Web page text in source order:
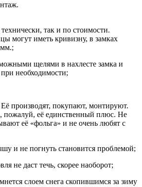
так и по стоимости.
могут иметь кривизну, в замках
щелями в нахлесте замка и
необходимости;
производят, покупают, монтируют.
пожалуй, её единственный плюс. Не
её «фольга» и не очень любят с
и не погнуть становится проблемой;
не даст течь, скорее наоборот;
слоем снега скопившимся за зиму